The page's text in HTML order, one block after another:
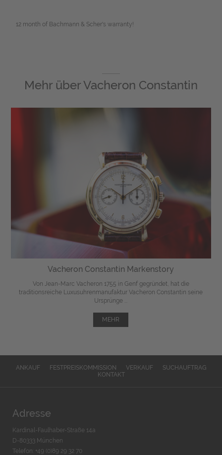
12 month of Bachmann & Scher's warranty!
Mehr überVacheron Constantin
Vacheron Constantin Markenstory
Von Jean-Marc Vacheron 1755 in Genf gegründet, hat die
traditionsreiche Luxusuhrenmanufaktur Vacheron Constantin seine
Ursprünge ...
MEHR
ANKAUF FESTPREISKOMMISSION VERKAUF
SUCHAUFTRAG
KONTAKT
Adresse
Kardinal-Faulhaber-Straße 14a
D-80333 München
Telefon: +49 (0)89 29 32 70